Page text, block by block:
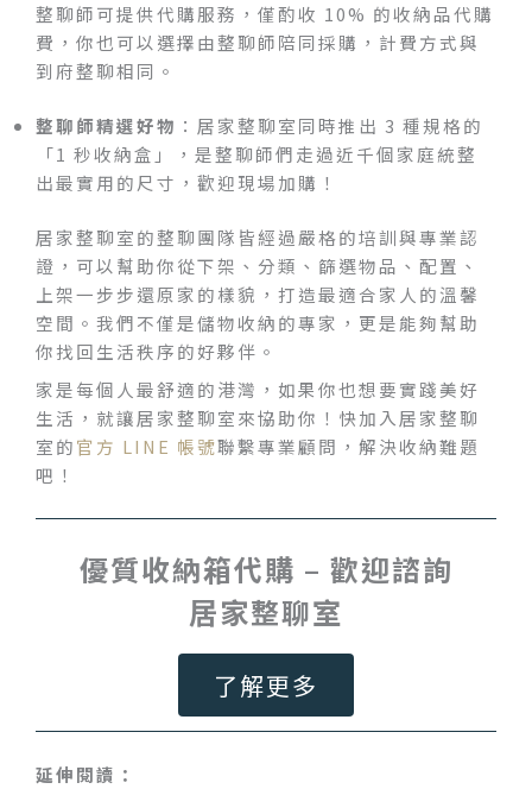
整聊師可提供代購服務，僅酌收 10% 的收納品代購
費，你也可以選擇由整聊師陪同採購，計費方式與
到府整聊相同。
整聊師精選好物 ：居家整聊室同時推出 3 種規格的
「1 秒收納盒」，是整聊師們走過近千個家庭統整
出最實用的尺寸，歡迎現場加購！
居家整聊室的整聊團隊皆經過嚴格的培訓與專業認
證，可以幫助你從下架、分類、篩選物品、配置、
上架一步步還原家的樣貌，打造最適合家人的溫馨
空間。我們不僅是儲物收納的專家，更是能夠幫助
你找回生活秩序的好夥伴。
家是每個人最舒適的港灣，如果你也想要實踐美好
生活，就讓居家整聊室來協助你！快加入居家整聊
室的官方 LINE 帳號聯繫專業顧問，解決收納難題
吧！
優質收納箱代購 – 歡迎諮詢
居家整聊室
了解更多
延伸閱讀：